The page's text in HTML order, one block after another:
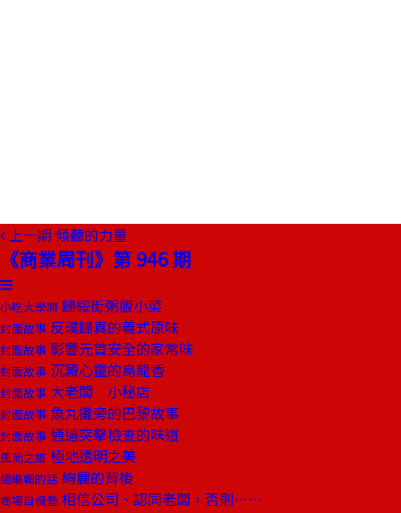
上一期 傾聽的力量
《商業周刊》第 946 期
小吃大學問 歸綏街粥飯小菜
封面故事 反璞歸真的義式原味
封面故事 影響元首安全的家常味
封面故事 沉澱心靈的烏龍香
封面故事 大老闆 小秘店
封面故事 魚丸攤旁的巴黎故事
封面故事 通過突擊檢查的味道
風尚之旅 極地透明之美
總編輯的話 絢麗的背後
商場自慢塾 相信公司、認同老闆，否則……